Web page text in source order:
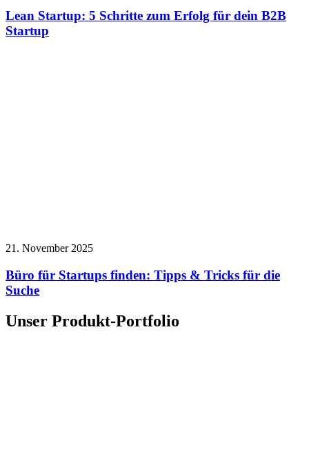
Lean Startup: 5 Schritte zum Erfolg für dein B2B
Startup
21. November 2025
Büro für Startups finden: Tipps & Tricks für die
Suche
Unser Produkt-Portfolio